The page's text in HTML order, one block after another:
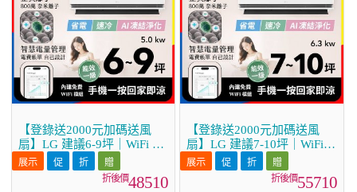
【登錄送2000元加碼送風
扇】LG 建議6-9坪｜WiFi 雙
迴轉變頻空調｜極淨2.0系列
｜AI 氣流 & 奈米離子 (LS-
48510
【登錄送2000元加碼送風
扇】LG 建議7-10坪｜WiFi
雙迴轉變頻空調｜極淨2.0系
列｜AI 氣流 & 奈米離子
55710